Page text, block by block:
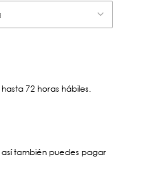
72 horas hábiles.
también puedes pagar